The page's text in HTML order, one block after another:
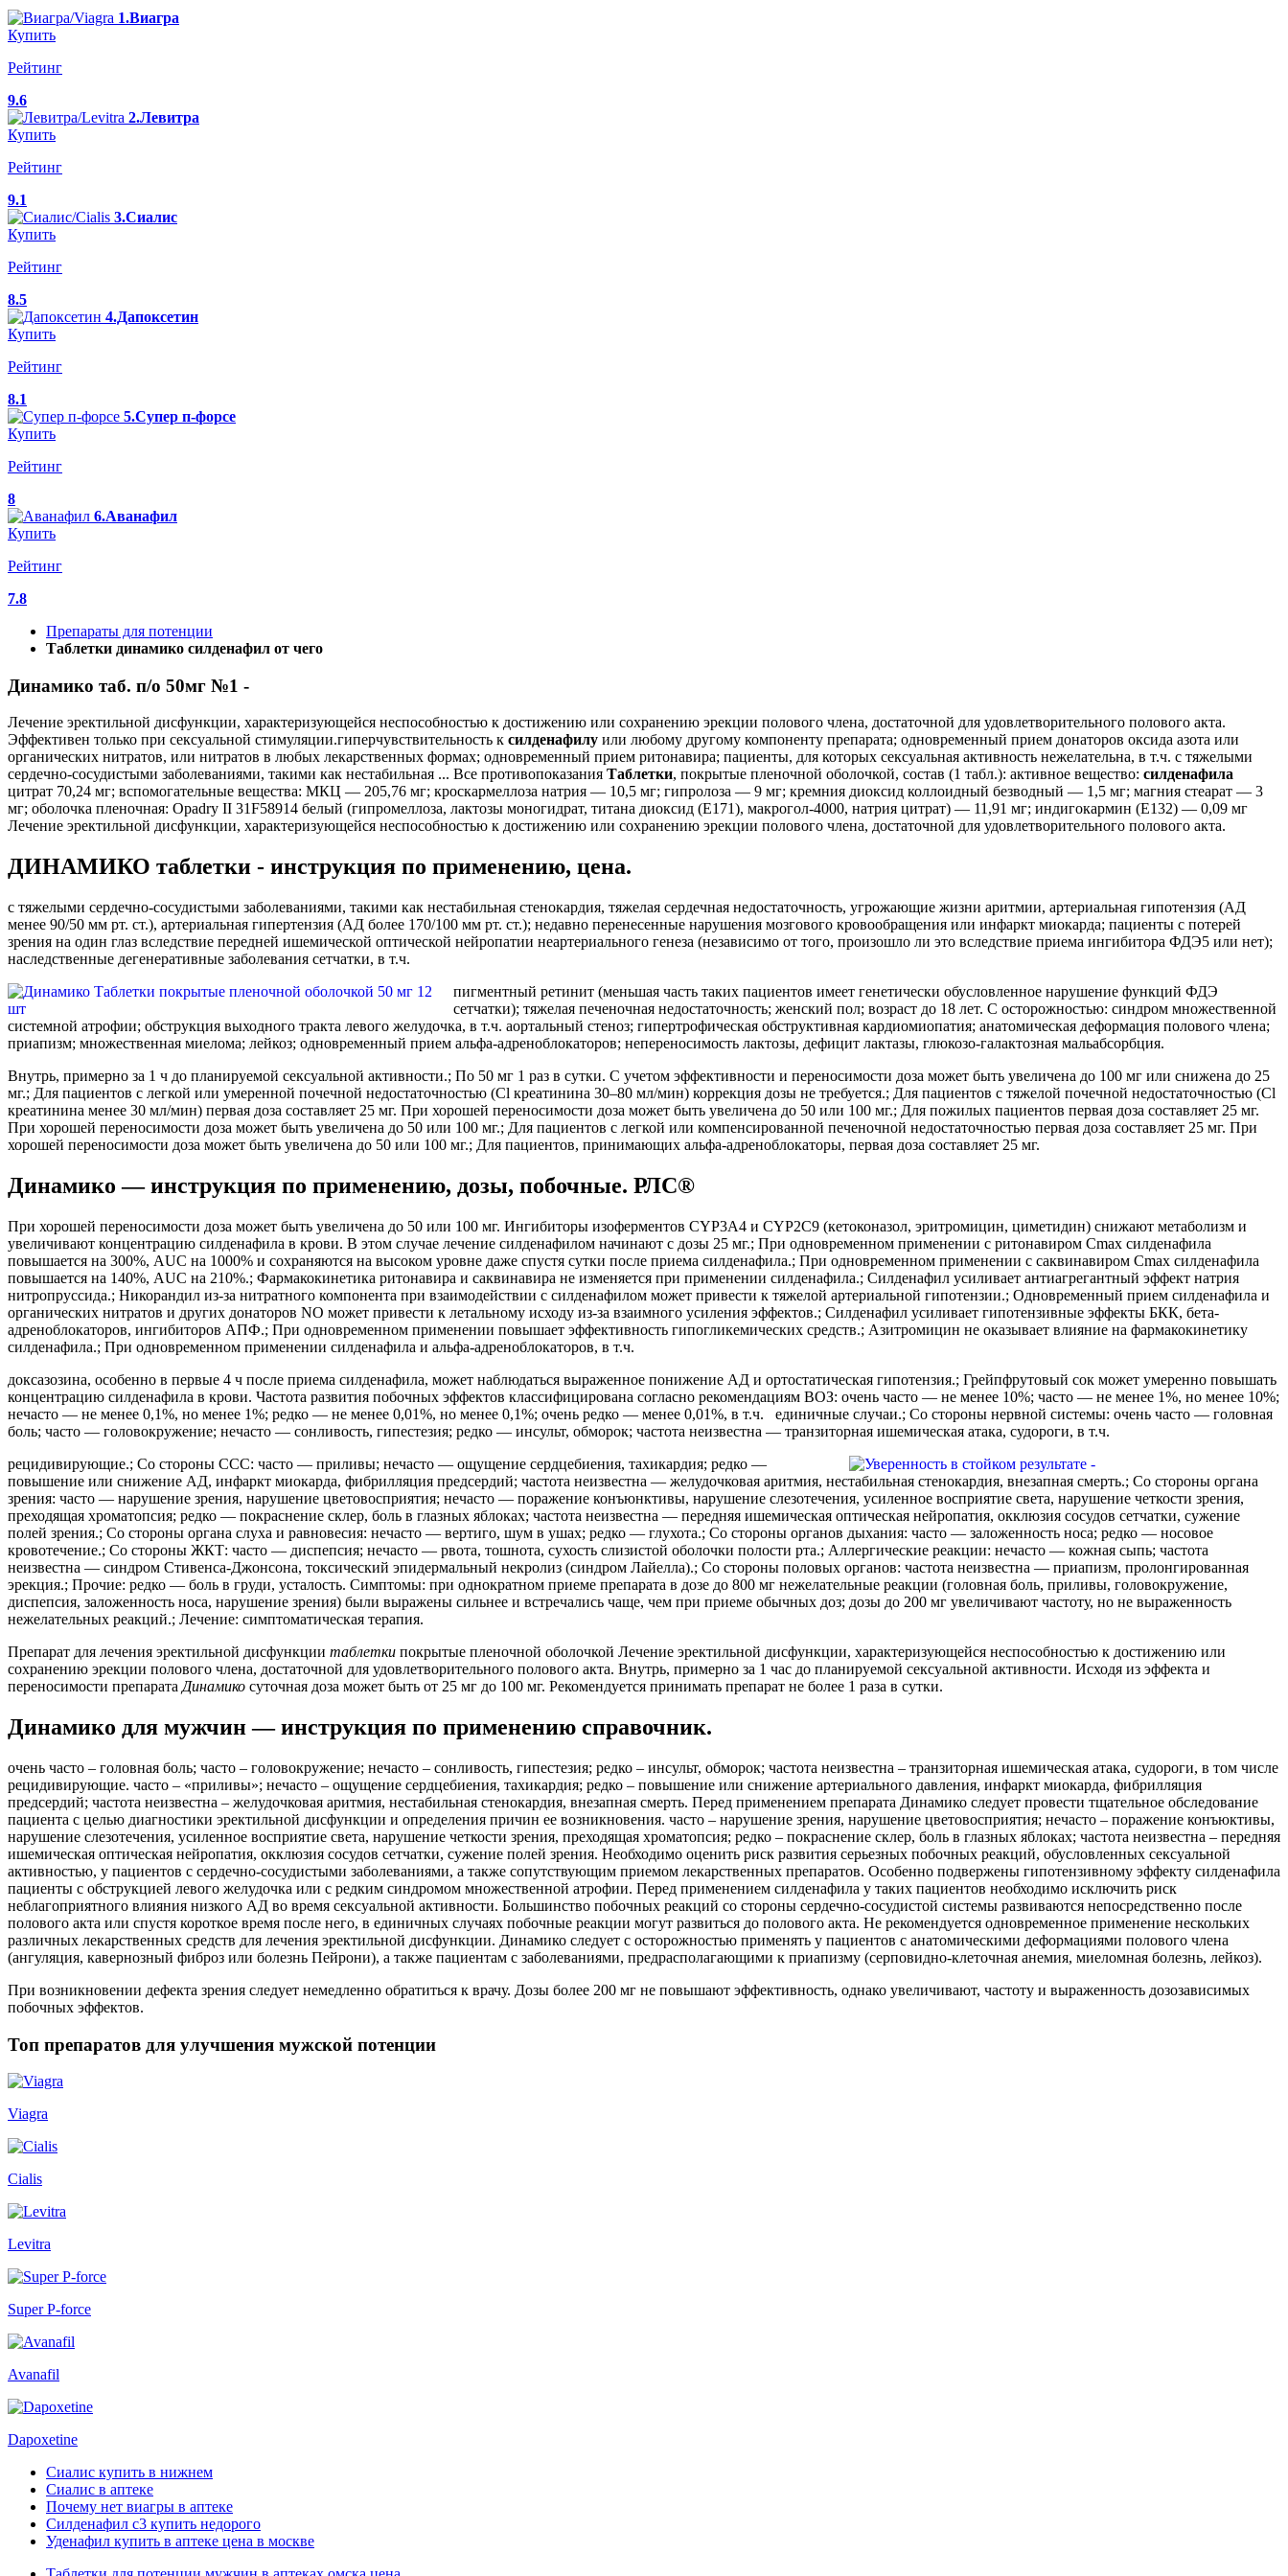
1.Виагра
Купить
Рейтинг
9.6
2.Левитра
Купить
Рейтинг
9.1
3.Сиалис
Купить
Рейтинг
8.5
4.Дапоксетин
Купить
Рейтинг
8.1
5.Супер п-форсе
Купить
Рейтинг
8
6.Аванафил
Купить
Рейтинг
7.8
Препараты для потенции
Таблетки динамико силденафил от чего
Динамико таб. п/о 50мг №1 -
Лечение эректильной дисфункции, характеризующейся неспособностью к достижению или сохранению эрекции полового члена, достаточной для удовлетворительного полового акта.
Эффективен только при сексуальной стимуляции.гиперчувствительность к силденафилу или любому другому компоненту препарата; одновременный прием донаторов оксида азота или
органических нитратов, или нитратов в любых лекарственных формах; одновременный прием ритонавира; пациенты, для которых сексуальная активность нежелательна, в т.ч. с тяжелыми
сердечно-сосудистыми заболеваниями, такими как нестабильная ... Все противопоказания Таблетки, покрытые пленочной оболочкой, состав (1 табл.): активное вещество: силденафила
цитрат 70,24 мг; вспомогательные вещества: МКЦ — 205,76 мг; кроскармеллоза натрия — 10,5 мг; гипролоза — 9 мг; кремния диоксид коллоидный безводный — 1,5 мг; магния стеарат — 3
мг; оболочка пленочная: Opadry II 31F58914 белый (гипромеллоза, лактозы моногидрат, титана диоксид (E171), макрогол-4000, натрия цитрат) — 11,91 мг; индигокармин (Е132) — 0,09 мг
Лечение эректильной дисфункции, характеризующейся неспособностью к достижению или сохранению эрекции полового члена, достаточной для удовлетворительного полового акта.
ДИНАМИКО таблетки - инструкция по применению, цена.
с тяжелыми сердечно-сосудистыми заболеваниями, такими как нестабильная стенокардия, тяжелая сердечная недостаточность, угрожающие жизни аритмии, артериальная гипотензия (АД
менее 90/50 мм рт. ст.), артериальная гипертензия (АД более 170/100 мм рт. ст.); недавно перенесенные нарушения мозгового кровообращения или инфаркт миокарда; пациенты с потерей
зрения на один глаз вследствие передней ишемической оптической нейропатии неартериального генеза (независимо от того, произошло ли это вследствие приема ингибитора ФДЭ5 или нет);
наследственные дегенеративные заболевания сетчатки, в т.ч.
пигментный ретинит (меньшая часть таких пациентов имеет генетически обусловленное нарушение функций ФДЭ
сетчатки); тяжелая печеночная недостаточность; женский пол; возраст до 18 лет. С осторожностью: синдром множественной
системной атрофии; обструкция выходного тракта левого желудочка, в т.ч. аортальный стеноз; гипертрофическая обструктивная кардиомиопатия; анатомическая деформация полового члена;
приапизм; множественная миелома; лейкоз; одновременный прием альфа-адреноблокаторов; непереносимость лактозы, дефицит лактазы, глюкозо-галактозная мальабсорбция.
Внутрь, примерно за 1 ч до планируемой сексуальной активности.; По 50 мг 1 раз в сутки. С учетом эффективности и переносимости доза может быть увеличена до 100 мг или снижена до 25
мг.; Для пациентов с легкой или умеренной почечной недостаточностью (Cl креатинина 30–80 мл/мин) коррекция дозы не требуется.; Для пациентов с тяжелой почечной недостаточностью (Cl
креатинина менее 30 мл/мин) первая доза составляет 25 мг. При хорошей переносимости доза может быть увеличена до 50 или 100 мг.; Для пожилых пациентов первая доза составляет 25 мг.
При хорошей переносимости доза может быть увеличена до 50 или 100 мг.; Для пациентов с легкой или компенсированной печеночной недостаточностью первая доза составляет 25 мг. При
хорошей переносимости доза может быть увеличена до 50 или 100 мг.; Для пациентов, принимающих альфа-адреноблокаторы, первая доза составляет 25 мг.
Динамико — инструкция по применению, дозы, побочные. РЛС®
При хорошей переносимости доза может быть увеличена до 50 или 100 мг. Ингибиторы изоферментов CYP3A4 и CYP2C9 (кетоконазол, эритромицин, циметидин) снижают метаболизм и
увеличивают концентрацию силденафила в крови. В этом случае лечение силденафилом начинают с дозы 25 мг.; При одновременном применении с ритонавиром Сmax силденафила
повышается на 300%, AUC на 1000% и сохраняются на высоком уровне даже спустя сутки после приема силденафила.; При одновременном применении с саквинавиром Сmax силденафила
повышается на 140%, AUC на 210%.; Фармакокинетика ритонавира и саквинавира не изменяется при применении силденафила.; Силденафил усиливает антиагрегантный эффект натрия
нитропруссида.; Никорандил из-за нитратного компонента при взаимодействии с силденафилом может привести к тяжелой артериальной гипотензии.; Одновременный прием силденафила и
органических нитратов и других донаторов NO может привести к летальному исходу из-за взаимного усиления эффектов.; Силденафил усиливает гипотензивные эффекты БКК, бета-
адреноблокаторов, ингибиторов АПФ.; При одновременном применении повышает эффективность гипогликемических средств.; Азитромицин не оказывает влияние на фармакокинетику
силденафила.; При одновременном применении силденафила и альфа-адреноблокаторов, в т.ч.
доксазозина, особенно в первые 4 ч после приема силденафила, может наблюдаться выраженное понижение АД и ортостатическая гипотензия.; Грейпфрутовый сок может умеренно повышать
концентрацию силденафила в крови. Частота развития побочных эффектов классифицирована согласно рекомендациям ВОЗ: очень часто — не менее 10%; часто — не менее 1%, но менее 10%;
нечасто — не менее 0,1%, но менее 1%; редко — не менее 0,01%, но менее 0,1%; очень редко — менее 0,01%, в т.ч. единичные случаи.; Со стороны нервной системы: очень часто — головная
боль; часто — головокружение; нечасто — сонливость, гипестезия; редко — инсульт, обморок; частота неизвестна — транзиторная ишемическая атака, судороги, в т.ч.
рецидивирующие.; Со стороны CCC: часто — приливы; нечасто — ощущение сердцебиения, тахикардия; редко —
повышение или снижение АД, инфаркт миокарда, фибрилляция предсердий; частота неизвестна — желудочковая аритмия, нестабильная стенокардия, внезапная смерть.; Со стороны органа
зрения: часто — нарушение зрения, нарушение цветовосприятия; нечасто — поражение конъюнктивы, нарушение слезотечения, усиленное восприятие света, нарушение четкости зрения,
преходящая хроматопсия; редко — покраснение склер, боль в глазных яблоках; частота неизвестна — передняя ишемическая оптическая нейропатия, окклюзия сосудов сетчатки, сужение
полей зрения.; Со стороны органа слуха и равновесия: нечасто — вертиго, шум в ушах; редко — глухота.; Со стороны органов дыхания: часто — заложенность носа; редко — носовое
кровотечение.; Со стороны ЖКТ: часто — диспепсия; нечасто — рвота, тошнота, сухость слизистой оболочки полости рта.; Аллергические реакции: нечасто — кожная сыпь; частота
неизвестна — синдром Стивенса-Джонсона, токсический эпидермальный некролиз (синдром Лайелла).; Со стороны половых органов: частота неизвестна — приапизм, пролонгированная
эрекция.; Прочие: редко — боль в груди, усталость. Симптомы: при однократном приеме препарата в дозе до 800 мг нежелательные реакции (головная боль, приливы, головокружение,
диспепсия, заложенность носа, нарушение зрения) были выражены сильнее и встречались чаще, чем при приеме обычных доз; дозы до 200 мг увеличивают частоту, но не выраженность
нежелательных реакций.; Лечение: симптоматическая терапия.
Препарат для лечения эректильной дисфункции таблетки покрытые пленочной оболочкой Лечение эректильной дисфункции, характеризующейся неспособностью к достижению или
сохранению эрекции полового члена, достаточной для удовлетворительного полового акта. Внутрь, примерно за 1 час до планируемой сексуальной активности. Исходя из эффекта и
переносимости препарата Динамико суточная доза может быть от 25 мг до 100 мг. Рекомендуется принимать препарат не более 1 раза в сутки.
Динамико для мужчин — инструкция по применению справочник.
очень часто – головная боль; часто – головокружение; нечасто – сонливость, гипестезия; редко – инсульт, обморок; частота неизвестна – транзиторная ишемическая атака, судороги, в том числе
рецидивирующие. часто – «приливы»; нечасто – ощущение сердцебиения, тахикардия; редко – повышение или снижение артериального давления, инфаркт миокарда, фибрилляция
предсердий; частота неизвестна – желудочковая аритмия, нестабильная стенокардия, внезапная смерть. Перед применением препарата Динамико следует провести тщательное обследование
пациента с целью диагностики эректильной дисфункции и определения причин ее возникновения. часто – нарушение зрения, нарушение цветовосприятия; нечасто – поражение конъюктивы,
нарушение слезотечения, усиленное восприятие света, нарушение четкости зрения, преходящая хроматопсия; редко – покраснение склер, боль в глазных яблоках; частота неизвестна – передняя
ишемическая оптическая нейропатия, окклюзия сосудов сетчатки, сужение полей зрения. Необходимо оценить риск развития серьезных побочных реакций, обусловленных сексуальной
активностью, у пациентов с сердечно-сосудистыми заболеваниями, а также сопутствующим приемом лекарственных препаратов. Особенно подвержены гипотензивному эффекту силденафила
пациенты с обструкцией левого желудочка или с редким синдромом множественной атрофии. Перед применением силденафила у таких пациентов необходимо исключить риск
неблагоприятного влияния низкого АД во время сексуальной активности. Большинство побочных реакций со стороны сердечно-сосудистой системы развиваются непосредственно после
полового акта или спустя короткое время после него, в единичных случаях побочные реакции могут развиться до полового акта. Не рекомендуется одновременное применение нескольких
различных лекарственных средств для лечения эректильной дисфункции. Динамико следует с осторожностью применять у пациентов с анатомическими деформациями полового члена
(ангуляция, кавернозный фиброз или болезнь Пейрони), а также пациентам с заболеваниями, предрасполагающими к приапизму (серповидно-клеточная анемия, миеломная болезнь, лейкоз).
При возникновении дефекта зрения следует немедленно обратиться к врачу. Дозы более 200 мг не повышают эффективность, однако увеличивают, частоту и выраженность дозозависимых
побочных эффектов.
Топ препаратов для улучшения мужской потенции
Viagra
Cialis
Levitra
Super P-force
Avanafil
Dapoxetine
Сиалис купить в нижнем
Сиалис в аптеке
Почему нет виагры в аптеке
Силденафил с3 купить недорого
Уденафил купить в аптеке цена в москве